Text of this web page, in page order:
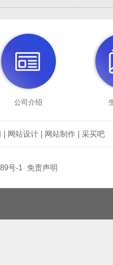
公司介绍
网站设计 网站制作 采买吧
号-1 免责声明